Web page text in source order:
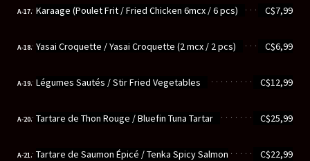
A-17. C$7,99
Karaage (Poulet Frit / Fried Chicken 6mcx / 6 pcs)
A-18. C$6,99
Yasai Croquette / Yasai Croquette (2 mcx / 2 pcs)
A-19. C$12,99
Légumes Sautés / Stir Fried Vegetables
A-20. C$25,99
Tartare de Thon Rouge / Bluefin Tuna Tartar
A-21. C$22,99
Tartare de Saumon Épicé / Tenka Spicy Salmon